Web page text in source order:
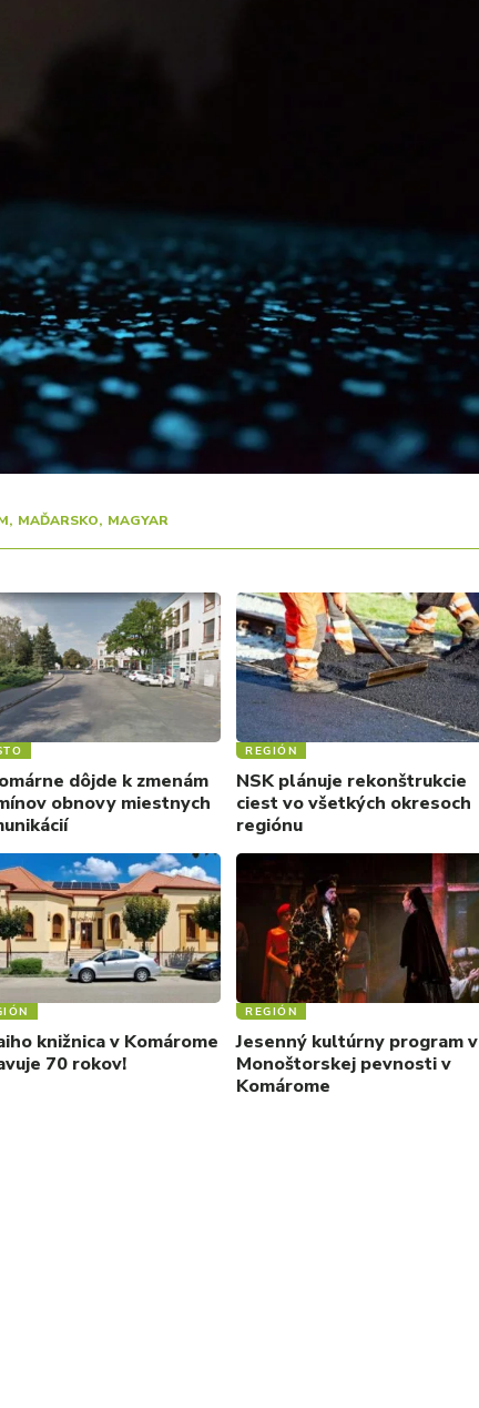
MAĎARSKO MAGYAR
dôjde k zmenám
obnovy miestnych
REGIÓN
NSK plánuje rekonštrukcie
ciest vo všetkých okresoch
regiónu
knižnica v Komárome
70 rokov!
REGIÓN
Jesenný kultúrny program v
Monoštorskej pevnosti v
Komárome